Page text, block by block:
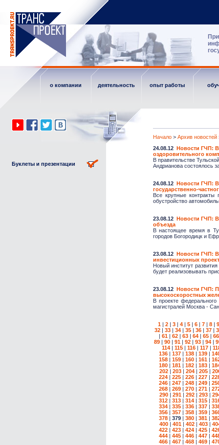
о компании деятельность опыт работы
Буклеты и презентации
Начало > Архив новостей
24.08.12 Новости ГЧП: В
оздоровительного
В правительстве
Андрианова состоялось
24.08.12 Новости ГЧП:
государственно-
Все крупные контракты
обустройство
23.08.12 Новости ГЧП: В
объезда
В настоящее время в
городов Богородицк и
23.08.12 Новости ГЧП: В
инвестиционных
Новый институт
будет реализовывать
23.08.12 Новости ГЧП:
высокоскоростных
В проекте
магистралей Москва -
1 | 2 | 3 | 4 | 5 | 6 | 7 | 8 | 9
32 | 33 | 34 | 35 | 36 | 37 |
| 61 | 62 | 63 | 64 | 65 | 66
89 | 90 | 91 | 92 | 93 | 94 |
114 | 115 | 116 | 117 |
136 | 137 | 138 | 139 |
158 | 159 | 160 | 161 |
180 | 181 | 182 | 183 |
202 | 203 | 204 | 205 |
224 | 225 | 226 | 227 |
246 | 247 | 248 | 249 |
268 | 269 | 270 | 271 |
290 | 291 | 292 | 293 |
312 | 313 | 314 | 315 |
334 | 335 | 336 | 337 |
356 | 357 | 358 | 359 |
378 | 379 | 380 | 381 |
400 | 401 | 402 | 403 |
422 | 423 | 424 | 425 |
444 | 445 | 446 | 447 |
466 | 467 | 468 | 469 |